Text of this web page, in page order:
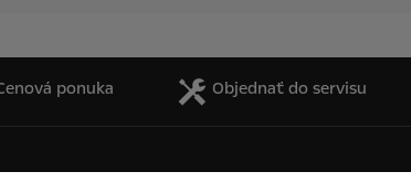
ponuka Objednať do servisu